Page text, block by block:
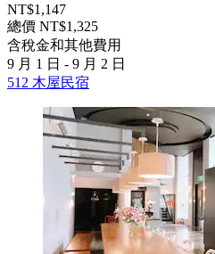
NT$1,147
總價 NT$1,325
含稅金和其他費用
9 月 1 日 - 9 月 2 日
512 木屋民宿